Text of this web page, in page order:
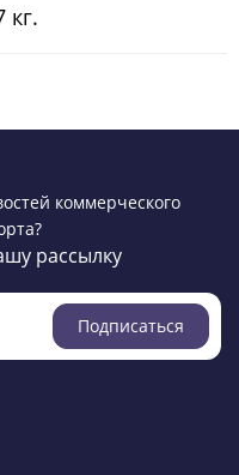
кг.
коммерческого
рассылку
Подписаться